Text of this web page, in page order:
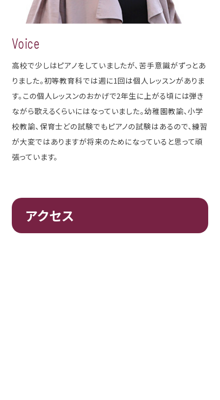
Voice
高校で少しはピアノをしていましたが、苦手意識がずっとあ
りました。初等教育科では週に1回は個人レッスンがありま
す。この個人レッスンのおかげで2年生に上がる頃には弾き
ながら歌えるくらいにはなっていました。幼稚園教諭、小学
校教諭、保育士どの試験でもピアノの試験はあるので、練習
が大変ではありますが将来のためになっていると思って頑
張っています。
アクセス